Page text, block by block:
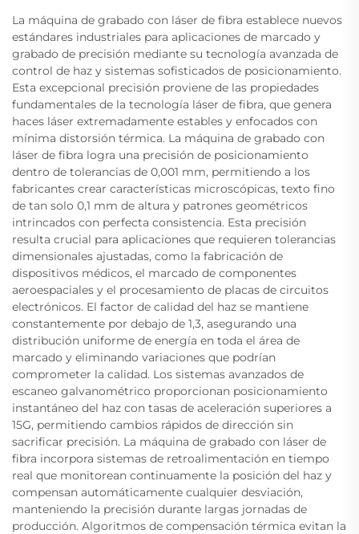
La máquina de grabado con láser de fibra establece nuevos
estándares industriales para aplicaciones de marcado y
grabado de precisión mediante su tecnología avanzada de
control de haz y sistemas sofisticados de posicionamiento.
Esta excepcional precisión proviene de las propiedades
fundamentales de la tecnología láser de fibra, que genera
haces láser extremadamente estables y enfocados con
mínima distorsión térmica. La máquina de grabado con
láser de fibra logra una precisión de posicionamiento
dentro de tolerancias de 0,001 mm, permitiendo a los
fabricantes crear características microscópicas, texto fino
de tan solo 0,1 mm de altura y patrones geométricos
intrincados con perfecta consistencia. Esta precisión
resulta crucial para aplicaciones que requieren tolerancias
dimensionales ajustadas, como la fabricación de
dispositivos médicos, el marcado de componentes
aeroespaciales y el procesamiento de placas de circuitos
electrónicos. El factor de calidad del haz se mantiene
constantemente por debajo de 1,3, asegurando una
distribución uniforme de energía en toda el área de
marcado y eliminando variaciones que podrían
comprometer la calidad. Los sistemas avanzados de
escaneo galvanométrico proporcionan posicionamiento
instantáneo del haz con tasas de aceleración superiores a
15G, permitiendo cambios rápidos de dirección sin
sacrificar precisión. La máquina de grabado con láser de
fibra incorpora sistemas de retroalimentación en tiempo
real que monitorean continuamente la posición del haz y
compensan automáticamente cualquier desviación,
manteniendo la precisión durante largas jornadas de
producción. Algoritmos de compensación térmica evitan la